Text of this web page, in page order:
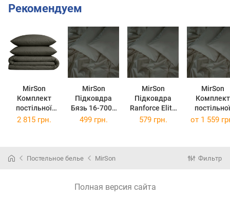
Рекомендуем
MirSon
Комплект
постільної
білизни Бязь
х 2
MirSon
Підковдра
Бязь 16-7000
Green Grey 110
MirSon
Підковдра
Ranforce Elite
16-7000 Green
MirSon
Комплект
постільної
білизни
см
2 815 грн. 499 грн. 579 грн. от 1 559
Постельное белье MirSon Фильтр
Полная версия сайта